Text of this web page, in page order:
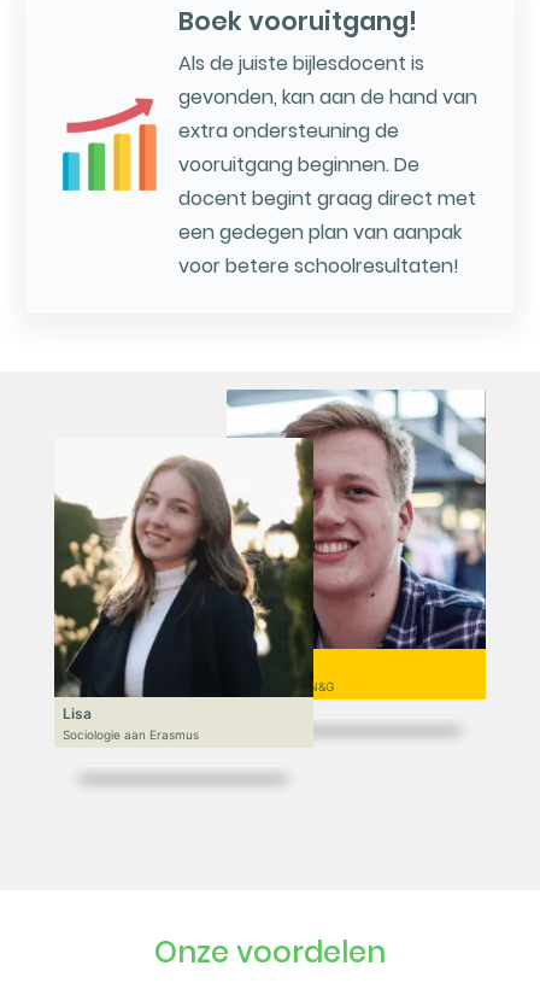
Boek vooruitgang!
Als de juiste bijlesdocent is
gevonden, kan aan de hand van
extra ondersteuning de
vooruitgang beginnen. De
docent begint graag direct met
een gedegen plan van aanpak
voor betere schoolresultaten!
Niek
VWO 6, N&T/N&G
Lisa
Sociologie aan Erasmus
Onze voordelen